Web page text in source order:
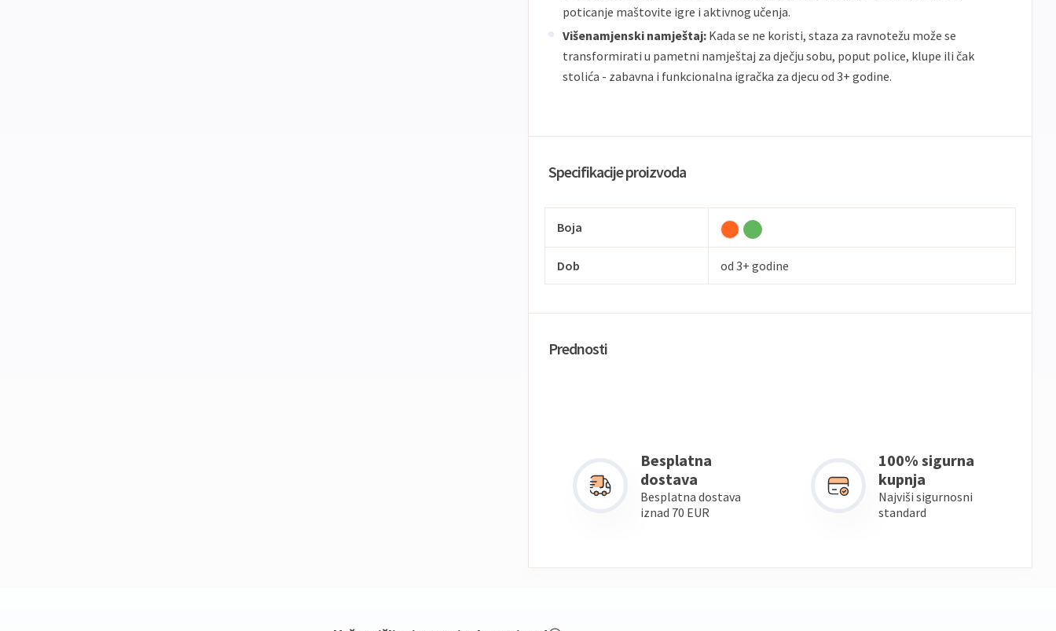
poticanje maštovite igre i aktivnog učenja.
Višenamjenski namještaj: Kada se ne koristi, staza za ravnotežu može se
transformirati u pametni namještaj za dječju sobu, poput police, klupe ili čak
stolića - zabavna i funkcionalna igračka za djecu od 3+ godine.
Specifikacije proizvoda
Boja
Dob od 3+ godine
Prednosti
Besplatna
dostava
Besplatna dostava
iznad 70 EUR
100% sigurna
kupnja
Najviši sigurnosni
standard